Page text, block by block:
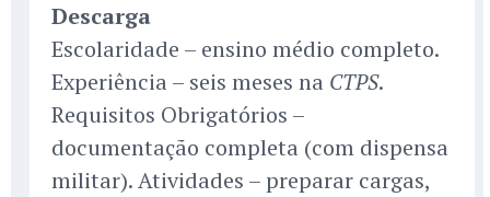
Descarga
Escolaridade – ensino médio completo.
Experiência – seis meses na CTPS.
Requisitos Obrigatórios –
documentação completa (com dispensa
militar). Atividades – preparar cargas,